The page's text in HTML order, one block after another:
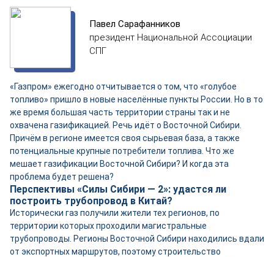
Павел Сарафанников
президент Национальной Ассоциации
СПГ
«Газпром» ежегодно отчитывается о том, что «голубое
топливо» пришло в новые населённые пункты России. Но в то
же время большая часть территории страны так и не
охвачена газификацией. Речь идёт о Восточной Сибири.
Причём в регионе имеется своя сырьевая база, а также
потенциальные крупные потребители топлива. Что же
мешает газификации Восточной Сибири? И когда эта
проблема будет решена?
Перспективы «Силы Сибири — 2»: удастся ли
построить трубопровод в Китай?
Исторически газ получили жители тех регионов, по
территории которых проходили магистральные
трубопроводы. Регионы Восточной Сибири находились вдали
от экспортных маршрутов, поэтому строительство